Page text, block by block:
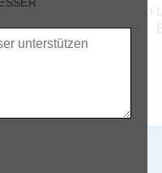
angepasst werden